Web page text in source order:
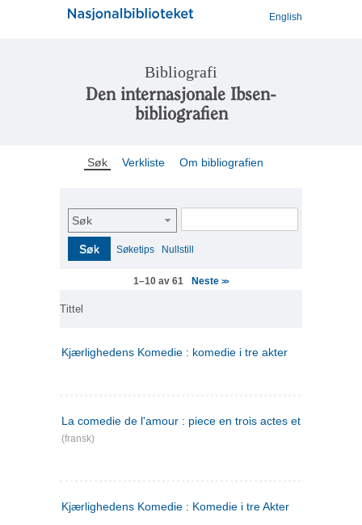
English
Bibliografi
Den internasjonale Ibsen-
bibliografien
Søk Verkliste Om bibliografien
Søk
Søk Søketips Nullstill
1–10 av 61 Neste>>
Tittel
Kjærlighedens Komedie : komedie i tre akter
La comedie de l'amour : piece en trois actes et en vers
(fransk)
Kjærlighedens Komedie : Komedie i tre Akter